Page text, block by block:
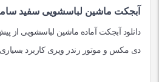
آبجکت ماشین لباسشویی سفید
دانلود آبجکت آماده ماشین لباسشویی از
دی مکس و موتور رندر ویری کاربرد بسیاری